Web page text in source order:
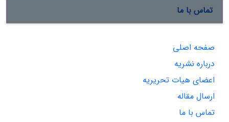
تماس با ما
صفحه اصلی
درباره نشریه
اعضای هیات تحریریه
ارسال مقاله
تماس با ما